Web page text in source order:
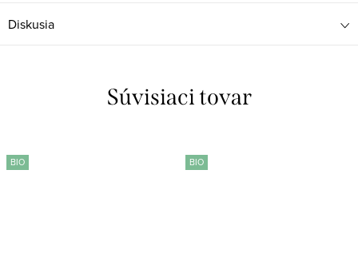
Diskusia
Súvisiaci tovar
BIO BIO